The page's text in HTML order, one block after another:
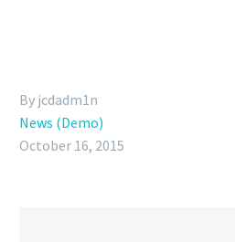
By jcdadm1n
News (Demo)
October 16, 2015